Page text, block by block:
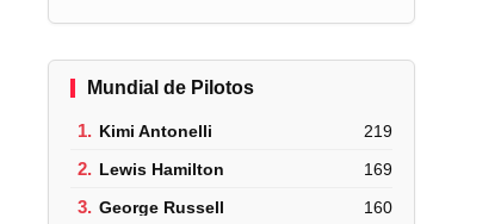
Mundial de Pilotos
1. Kimi Antonelli 219
2. Lewis Hamilton 169
3. George Russell 160